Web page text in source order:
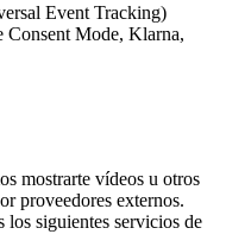
Event Tracking)
Mode, Klarna,
mostrarte vídeos u otros
proveedores externos.
siguientes servicios de